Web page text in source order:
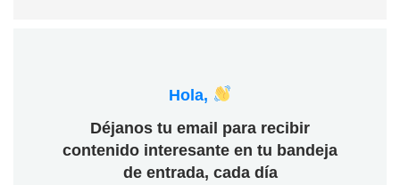
Hola,
Déjanos tu email para recibir
contenido interesante en tu bandeja
de entrada, cada día